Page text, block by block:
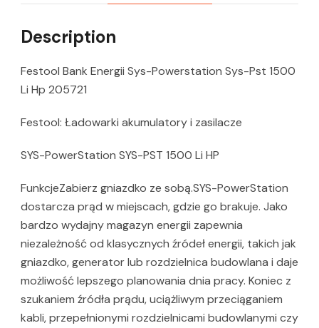
Description
Festool Bank Energii Sys-Powerstation Sys-Pst 1500
Li Hp 205721
Festool: Ładowarki akumulatory i zasilacze
SYS-PowerStation SYS-PST 1500 Li HP
FunkcjeZabierz gniazdko ze sobą.SYS-PowerStation
dostarcza prąd w miejscach, gdzie go brakuje. Jako
bardzo wydajny magazyn energii zapewnia
niezależność od klasycznych źródeł energii, takich jak
gniazdko, generator lub rozdzielnica budowlana i daje
możliwość lepszego planowania dnia pracy. Koniec z
szukaniem źródła prądu, uciążliwym przeciąganiem
kabli, przepełnionymi rozdzielnicami budowlanymi czy